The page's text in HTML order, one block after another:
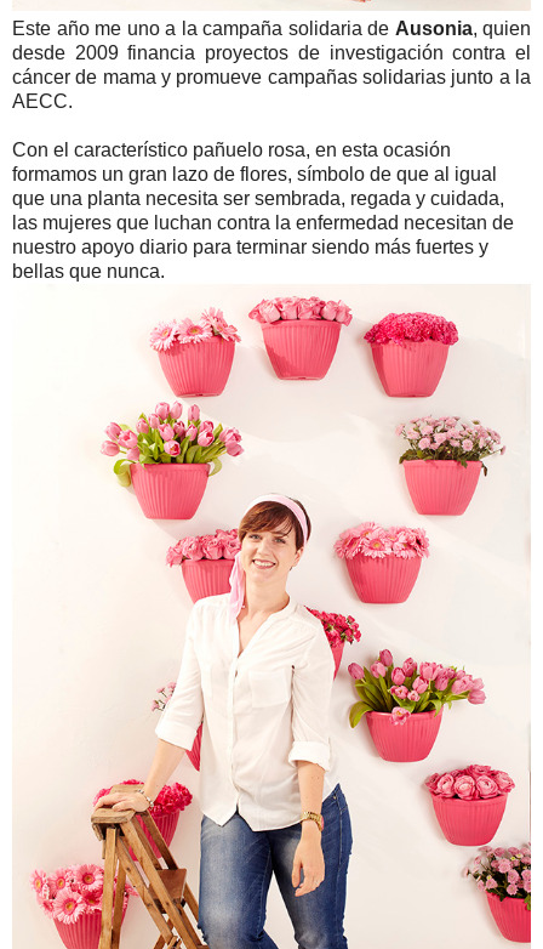
Este año me uno a la campaña solidaria de Ausonia, quien
desde 2009 financia proyectos de investigación contra el
cáncer de mama y promueve campañas solidarias junto a la
AECC.
Con el característico pañuelo rosa, en esta ocasión
formamos un gran lazo de flores, símbolo de que al igual
que una planta necesita ser sembrada, regada y cuidada,
las mujeres que luchan contra la enfermedad necesitan de
nuestro apoyo diario para terminar siendo más fuertes y
bellas que nunca.